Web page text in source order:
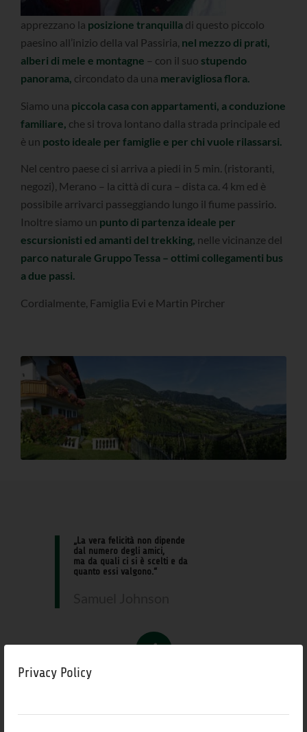
Privacy Policy
apprezzano la posizione tranquilla di questo piccolo
paesino all’inizio della val Passiria, nel mezzo di prati,
alberi di mele e montagne – con il suo stupendo
panorama, circondato da una meravigliosa flora.
Siamo una piccola casa con appartamenti, a conduzione
familiare, che si trova lontano dalla strada principale ed
è un posto ideale per famiglie e per chi vuole rilassarsi.
Nel centro paese ci si arriva a piedi in 5 min. (ristoranti,
negozi), Merano – la città di cura – dista ca. 4 km ed è
possibile arrivarci passeggiando lungo il fiume passirio.
Inoltre siamo un punto di partenza ideale per
escursionisti ed amanti del trekking, nelle vicinanze del
parco naturale Gruppo Tessa – ottimi collegamenti bus
a due passi.
Cordialmente, Famiglia Evi e Martin Pircher
Vista panoramica dal nostro prato sul monte Ivigna, Scena e
Merano
„La vera felicità non dipende
dal numero degli amici,
ma da quali ci si è scelti e da
quanto essi valgono.“
Caines è il